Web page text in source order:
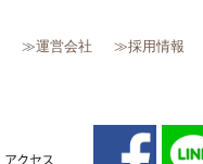
≫運営会社 ≫採用情報
ンペーン案内アクセス